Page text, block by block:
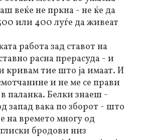
веќе не пркна - не ќе да
или 400 луѓе да живеат
работа зад ставот на
расна прерасуда - и
кривам тие што ја имаат. И
и не ме се прави
паланка. Белки знаеш -
запад вака по зборот - што
на времето многу од
бродови низ